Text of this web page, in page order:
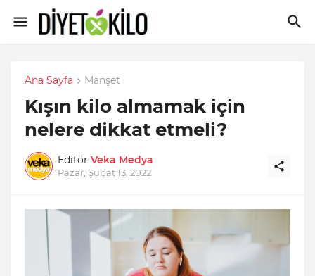
Ana Sayfa Manşet
Kışın kilo almamak için
nelere dikkat etmeli?
Editör Veka Medya
Pazar, Şubat 13, 2022